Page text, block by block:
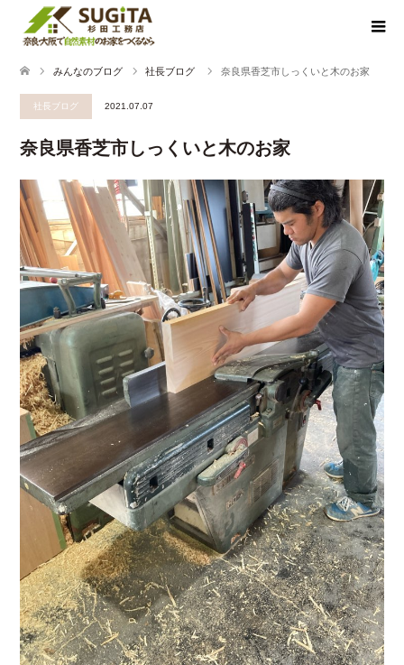
みんなのブログ 社長ブログ 奈良県香芝市しっくいと木のお家
社長ブログ 2021.07.07
奈良県香芝市しっくいと木のお家